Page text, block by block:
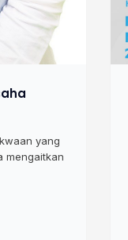
yang
mengaitkan